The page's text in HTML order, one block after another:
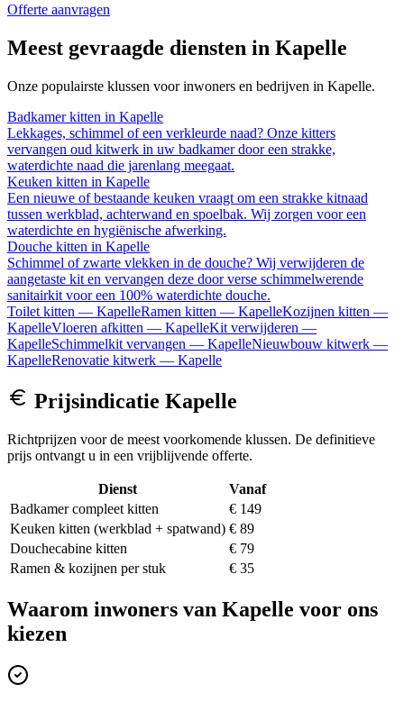
Offerte aanvragen
Meest gevraagde diensten in Kapelle
Onze populairste klussen voor inwoners en bedrijven in Kapelle.
Badkamer kitten in Kapelle
Lekkages, schimmel of een verkleurde naad? Onze kitters
vervangen oud kitwerk in uw badkamer door een strakke,
waterdichte naad die jarenlang meegaat.
Keuken kitten in Kapelle
Een nieuwe of bestaande keuken vraagt om een strakke kitnaad
tussen werkblad, achterwand en spoelbak. Wij zorgen voor een
waterdichte en hygiënische afwerking.
Douche kitten in Kapelle
Schimmel of zwarte vlekken in de douche? Wij verwijderen de
aangetaste kit en vervangen deze door verse schimmelwerende
sanitairkit voor een 100% waterdichte douche.
Toilet kitten — KapelleRamen kitten — KapelleKozijnen kitten —
KapelleVloeren afkitten — KapelleKit verwijderen —
KapelleSchimmelkit vervangen — KapelleNieuwbouw kitwerk —
KapelleRenovatie kitwerk — Kapelle
Prijsindicatie Kapelle
Richtprijzen voor de meest voorkomende klussen. De definitieve
prijs ontvangt u in een vrijblijvende offerte.
Dienst
Vanaf
Badkamer compleet kitten
€ 149
Keuken kitten (werkblad + spatwand) € 89
Douchecabine kitten
€ 79
Ramen & kozijnen per stuk
€ 35
Waarom inwoners van Kapelle voor ons
kiezen